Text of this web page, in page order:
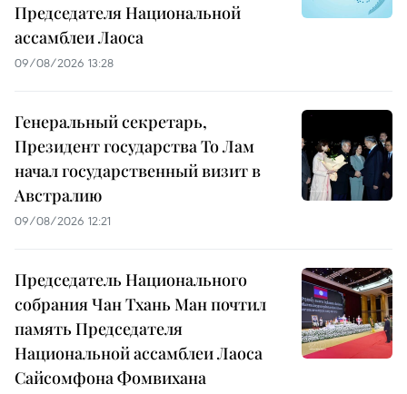
Председателя Национальной
ассамблеи Лаоса
09/08/2026 13:28
Генеральный секретарь,
Президент государства То Лам
начал государственный визит в
Австралию
09/08/2026 12:21
Председатель Национального
собрания Чан Тхань Ман почтил
память Председателя
Национальной ассамблеи Лаоса
Сайсомфона Фомвихана